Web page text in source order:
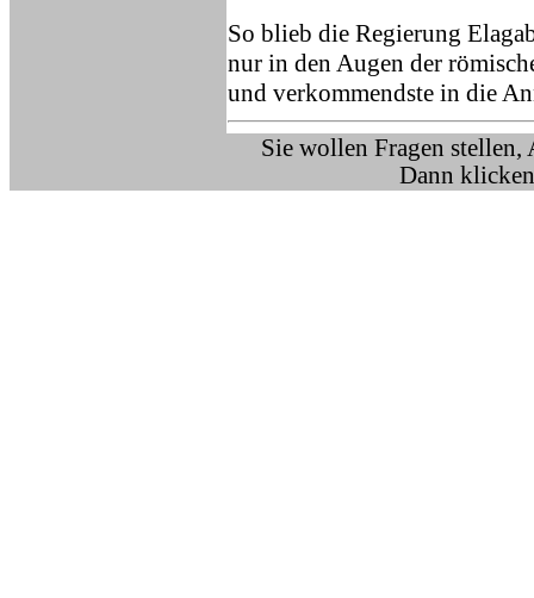
So blieb die Regierung
nur in den Augen der
und verkommendste in die
Sie wollen Fragen stellen,
Dann